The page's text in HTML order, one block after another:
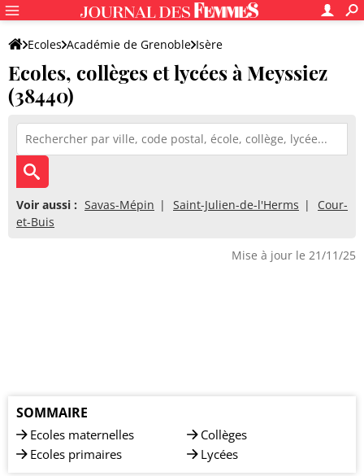
Ecoles Académie de Grenoble Isère
Ecoles, collèges et lycées à Meyssiez
(38440)
Voir aussi : Savas-Mépin Saint-Julien-de-l'Herms
Cour-
et-Buis
Mise à jour le 21/11/25
SOMMAIRE
Ecoles maternelles
Ecoles primaires
Collèges
Lycées